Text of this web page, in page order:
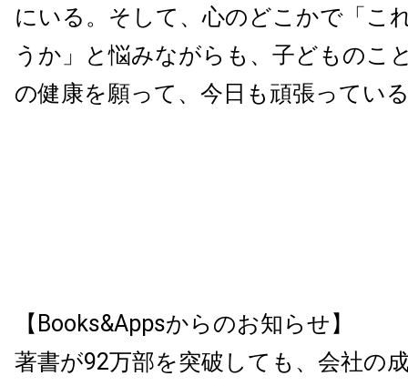
にいる。そして、心のどこかで「こ
うか」と悩みながらも、子どものこ
の健康を願って、今日も頑張ってい
【Books&Appsからのお知らせ】
著書が92万部を突破しても、会社の